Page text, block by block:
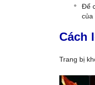
Để
của
Cách
Trang bị